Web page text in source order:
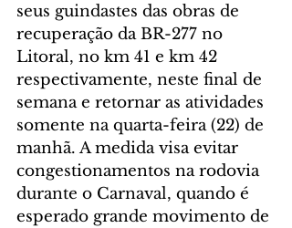
seus guindastes das obras de
recuperação da BR-277 no
Litoral, no km 41 e km 42
respectivamente, neste final de
semana e retornar as atividades
somente na quarta-feira (22) de
manhã. A medida visa evitar
congestionamentos na rodovia
durante o Carnaval, quando é
esperado grande movimento de